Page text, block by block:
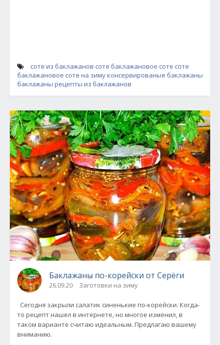
соте из баклажанов соте баклажановое соте соте
баклажановое соте на зимуконсервированые баклажаны
баклажаны рецепты из баклажанов
Баклажаны по-корейски от Серёги
26.09.20 Заготовки на зиму
Сегодня закрыли салатик синенькие по-корейски. Когда-
то рецепт нашел в интернете, но многое изменил, в
таком варианте считаю идеальным. Предлагаю вашему
вниманию.